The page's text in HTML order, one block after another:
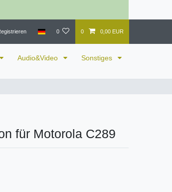
0 0 0,00 EUR
Audio&Video Sonstiges
für Motorola C289